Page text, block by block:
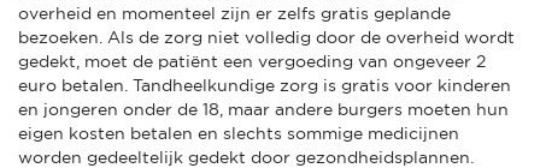
overheid en momenteel zijn er zelfs gratis geplande
bezoeken. Als de zorg niet volledig door de overheid wordt
gedekt, moet de patiënt een vergoeding van ongeveer 2
euro betalen. Tandheelkundige zorg is gratis voor kinderen
en jongeren onder de 18, maar andere burgers moeten hun
eigen kosten betalen en slechts sommige medicijnen
worden gedeeltelijk gedekt door gezondheidsplannen.